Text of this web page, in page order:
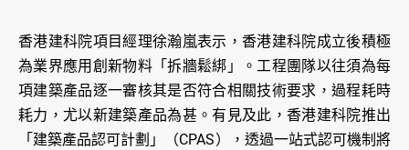
香港建科院項目經理徐瀚嵐表示，香港建科院成立後積極
為業界應用創新物料「拆牆鬆綁」。工程團隊以往須為每
項建築產品逐一審核其是否符合相關技術要求，過程耗時
耗力，尤以新建築產品為甚。有見及此，香港建科院推出
「建築產品認可計劃」（CPAS），透過一站式認可機制將